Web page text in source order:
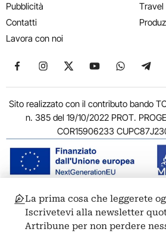
Pubblicità
Contatti
Lavora con noi
Travel
Seguici su Facebook
Seguici su Instagram
Seguici su X
Seguici suSeguici su
Sito realizzato con il contributo bando
n. 385 del 19/10/2022 PROT.
COR15906233
© 2011-2026 ARTRIBUNE srl – Corso
00186 Roma - P.I. 11381581005
Privacy: Responsabile della protezione
La prima cosa che leggerete
Iscrivetevi alla newsletter
Artribune per non perdere